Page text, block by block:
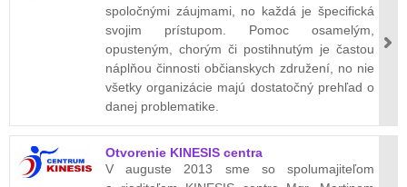
spoločnými záujmami, no každá je špecifická
svojim prístupom. Pomoc osamelým,
opusteným, chorým či postihnutým je častou
náplňou činnosti občianskych združení, no nie
všetky organizácie majú dostatočný prehľad o
danej problematike.
Otvorenie KINESIS centra
V auguste 2013 sme so spolumajiteľom